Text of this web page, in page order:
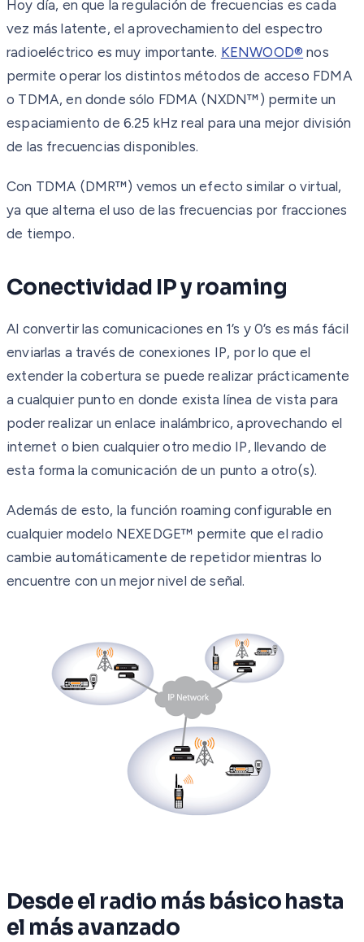
Hoy día, en que la regulación de frecuencias es cada
vez más latente, el aprovechamiento del espectro
radioeléctrico es muy importante. KENWOOD® nos
permite operar los distintos métodos de acceso FDMA
o TDMA, en donde sólo FDMA (NXDN™) permite un
espaciamiento de 6.25 kHz real para una mejor división
de las frecuencias disponibles.
Con TDMA (DMR™) vemos un efecto similar o virtual,
ya que alterna el uso de las frecuencias por fracciones
de tiempo.
Conectividad IP y roaming
Al convertir las comunicaciones en 1’s y 0’s es más fácil
enviarlas a través de conexiones IP, por lo que el
extender la cobertura se puede realizar prácticamente
a cualquier punto en donde exista línea de vista para
poder realizar un enlace inalámbrico, aprovechando el
internet o bien cualquier otro medio IP, llevando de
esta forma la comunicación de un punto a otro(s).
Además de esto, la función roaming configurable en
cualquier modelo NEXEDGE™ permite que el radio
cambie automáticamente de repetidor mientras lo
encuentre con un mejor nivel de señal.
Desde el radio más básico hasta
el más avanzado